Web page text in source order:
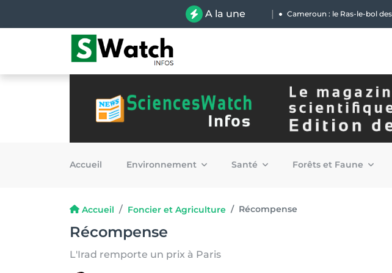
A la une |
Accueil Environnement Santé Forêts et Faune
Accueil Foncier et Agriculture Récompense
Récompense
L'Irad remporte un prix à Paris